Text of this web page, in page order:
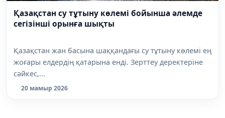
Қазақстан су тұтыну көлемі бойынша әлемде
сегізінші орынға шықты
Қазақстан жан басына шаққандағы су тұтыну көлемі ең
жоғары елдердің қатарына енді. Зерттеу деректеріне
сәйкес,...
20 мамыр 2026